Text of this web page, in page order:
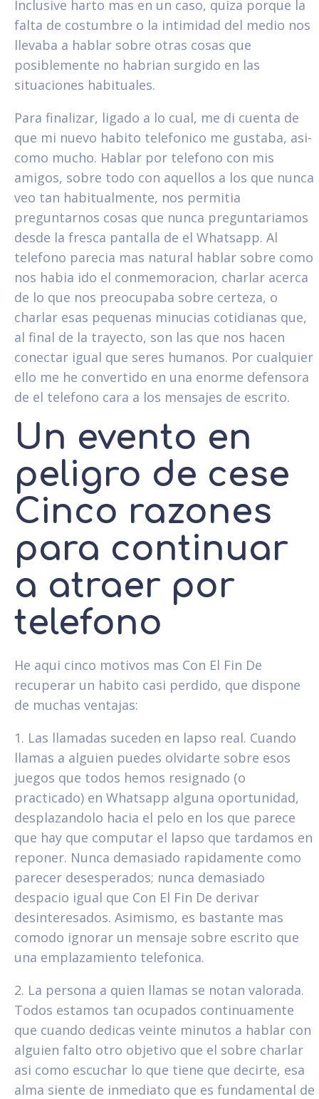
Inclusive harto mas en un caso, quiza porque la
falta de costumbre o la intimidad del medio nos
llevaba a hablar sobre otras cosas que
posiblemente no habrian surgido en las
situaciones habituales.
Para finalizar, ligado a lo cual, me di cuenta de
que mi nuevo habito telefonico me gustaba, asi­
como mucho. Hablar por telefono con mis
amigos, sobre todo con aquellos a los que nunca
veo tan habitualmente, nos permitia
preguntarnos cosas que nunca preguntariamos
desde la fresca pantalla de el Whatsapp. Al
telefono parecia mas natural hablar sobre como
nos habia ido el conmemoracion, charlar acerca
de lo que nos preocupaba sobre certeza, o
charlar esas pequenas minucias cotidianas que,
al final de la trayecto, son las que nos hacen
conectar igual que seres humanos. Por cualquier
ello me he convertido en una enorme defensora
de el telefono cara a los mensajes de escrito.
Un evento en
peligro de cese
Cinco razones
para continuar
a atraer por
telefono
He aqui cinco motivos mas Con El Fin De
recuperar un habito casi perdido, que dispone
de muchas ventajas:
1. Las llamadas suceden en lapso real. Cuando
llamas a alguien puedes olvidarte sobre esos
juegos que todos hemos resignado (o
practicado) en Whatsapp alguna oportunidad,
desplazandolo hacia el pelo en los que parece
que hay que computar el lapso que tardamos en
reponer. Nunca demasiado rapidamente como
parecer desesperados; nunca demasiado
despacio igual que Con El Fin De derivar
desinteresados. Asimismo, es bastante mas
comodo ignorar un mensaje sobre escrito que
una emplazamiento telefonica.
2. La persona a quien llamas se notan valorada.
Todos estamos tan ocupados continuamente
que cuando dedicas veinte minutos a hablar con
alguien falto otro objetivo que el sobre charlar
asi­ como escuchar lo que tiene que decirte, esa
alma siente de inmediato que es fundamental de